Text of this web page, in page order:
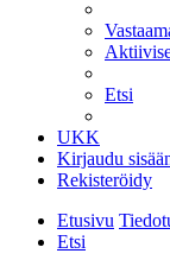
Etsi
UKK
Kirjaudu
Rekisteröidy
Etusivu
Etsi